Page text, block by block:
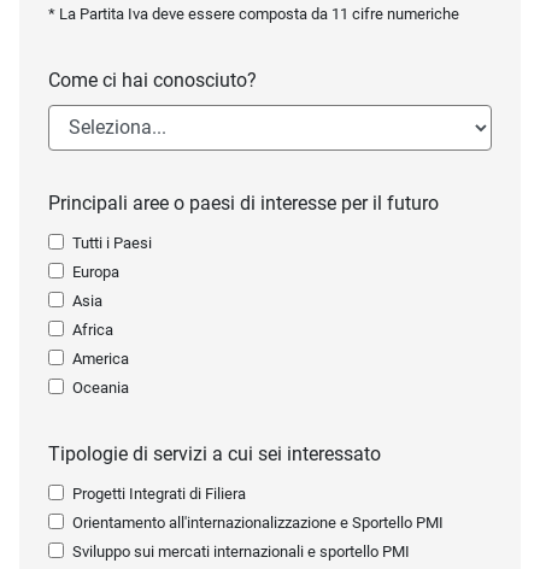
* La Partita Iva deve essere composta da 11 cifre numeriche
Come ci hai conosciuto?
Principali aree o paesi di interesse per il futuro
Tutti i Paesi
Europa
Asia
Africa
America
Oceania
Tipologie di servizi a cui sei interessato
Progetti Integrati di Filiera
Orientamento all'internazionalizzazione e Sportello PMI
Sviluppo sui mercati internazionali e sportello PMI